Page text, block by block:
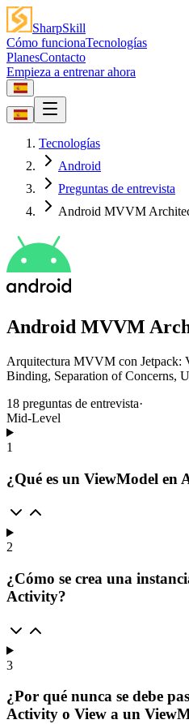
SharpSkill
Cómo funcionaTecnologías
PlanesContacto
Empieza a entrenar ahora
Tecnologías
Android
Preguntas de entrevista
Android MVVM
Android MVVM
Arquitectura MVVM con Jetpack:
Binding, Separation of Concerns,
18 preguntas de entrevista·
Mid-Level
1
¿Qué es un ViewModel en
2
¿Cómo se crea una
Activity?
3
¿Por qué nunca se debe
Activity o View a un